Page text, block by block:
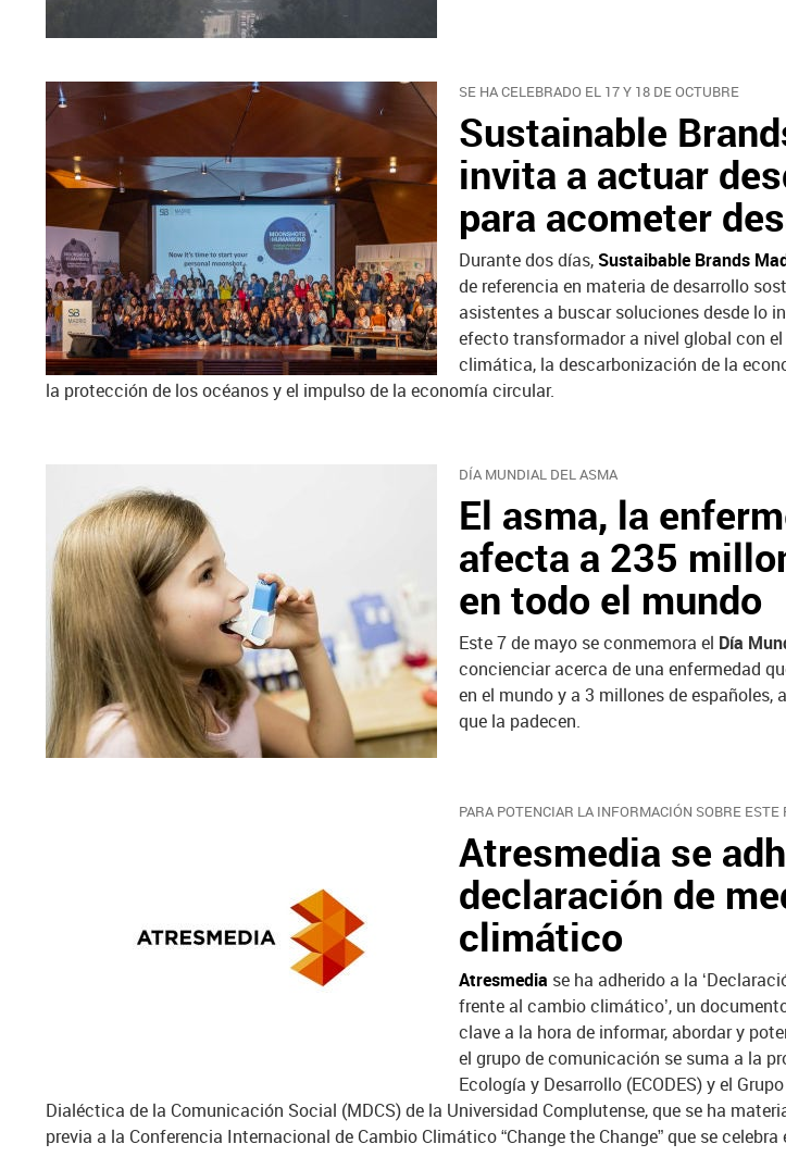
SE HA CELEBRADO EL 17 Y 18 DE OCTUBRE
Sustainable
invita a actuar
para acometer
Durante dos días, Sustaibable Brands
de referencia en materia de desarrollo
asistentes a buscar soluciones desde lo
efecto transformador a nivel global con
climática, la descarbonización de la
la protección de los océanos y el impulso de la economía circular.
DÍA MUNDIAL DEL ASMA
El asma, la
afecta a 235
en todo el mundo
Este 7 de mayo se conmemora el Día
concienciar acerca de una enfermedad
en el mundo y a 3 millones de
que la padecen.
PARA POTENCIAR LA INFORMACIÓN SOBRE ESTE
Atresmedia se
declaración de
climático
Atresmedia se ha adherido a la
frente al cambio climático’, un
clave a la hora de informar, abordar y
el grupo de comunicación se suma a la
Ecología y Desarrollo (ECODES) y el
Dialéctica de la Comunicación Social (MDCS) de la Universidad Complutense, que se ha
previa a la Conferencia Internacional de Cambio Climático “Change the Change” que se celebra